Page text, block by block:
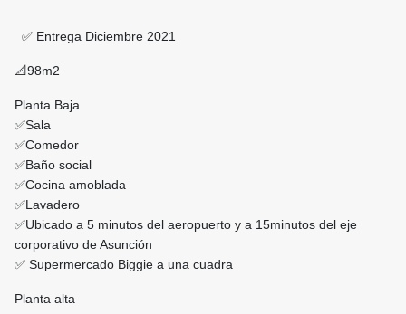
✅ Entrega Diciembre 2021
📐98m2
Planta Baja
✅Sala
✅Comedor
✅Baño social
✅Cocina amoblada
✅Lavadero
✅Ubicado a 5 minutos del aeropuerto y a 15minutos del eje
corporativo de Asunción
✅ Supermercado Biggie a una cuadra
Planta alta